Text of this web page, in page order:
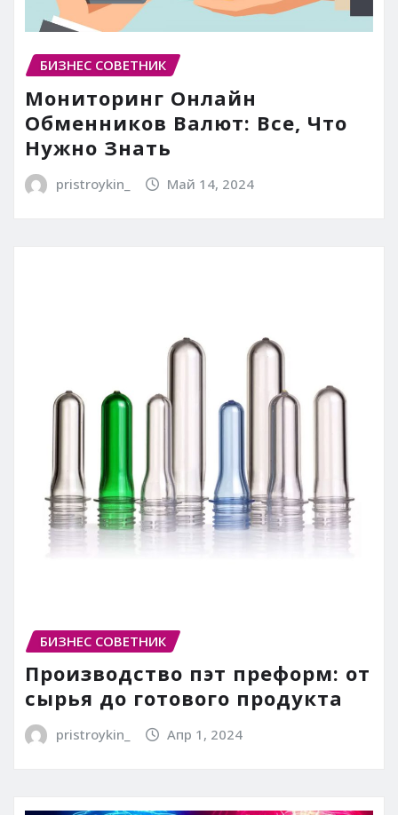
БИЗНЕС СОВЕТНИК
Мониторинг Онлайн
Обменников Валют: Все, Что
Нужно Знать
pristroykin_ Май 14, 2024
БИЗНЕС СОВЕТНИК
Производство пэт преформ: от
сырья до готового продукта
pristroykin_ Апр 1, 2024